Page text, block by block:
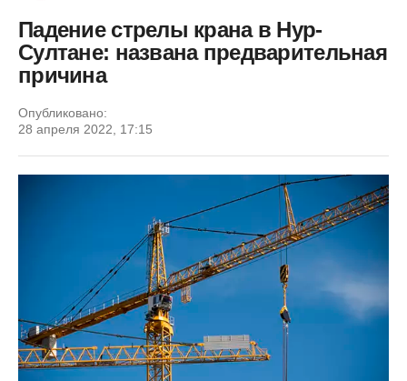
Падение стрелы крана в Нур-
Султане: названа предварительная
причина
Опубликовано:
28 апреля 2022, 17:15